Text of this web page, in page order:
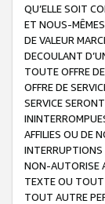
QU’ELLE SOIT
ET NOUS-
DE VALEUR
DECOULANT
TOUTE OFFRE
OFFRE DE
SERVICE
AFFILIES OU DE
INTERRUPTIONS
NON-AUTORISE
TEXTE OU TOUT
TOUT AUTRE